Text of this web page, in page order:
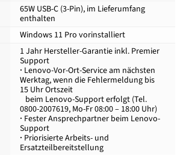
65W USB-C (3-Pin), im Lieferumfang
enthalten
Windows 11 Pro vorinstalliert
1 Jahr Hersteller-Garantie inkl. Premier
Support
· Lenovo-Vor-Ort-Service am nächsten
Werktag, wenn die Fehlermeldung bis
15 Uhr Ortszeit
beim Lenovo-Support erfolgt (Tel.
0800-2007619, Mo-Fr 08:00 – 18:00 Uhr)
· Fester Ansprechpartner beim Lenovo-
Support
· Priorisierte Arbeits- und
Ersatzteilbereitstellung